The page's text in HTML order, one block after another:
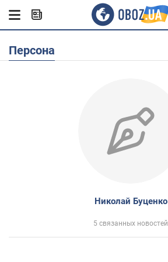
Персона
Николай Буценко
5 связанных новостей